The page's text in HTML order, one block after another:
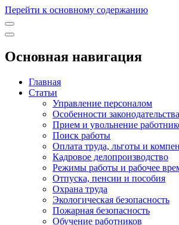
Перейти к основному содержанию
Основная навигация
Главная
Статьи
Управление персоналом
Особенности законодательства
Прием и увольнение
Поиск работы
Оплата труда, льготы и
Кадровое делопроизводство
Режимы работы и рабочее
Отпуска, пенсии и пособия
Охрана труда
Экологическая безопасность
Пожарная безопасность
Обучение работников